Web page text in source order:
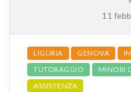
11
LIGURIA GENOVA
TUTORAGGIO
MINORI
ASSISTENZA